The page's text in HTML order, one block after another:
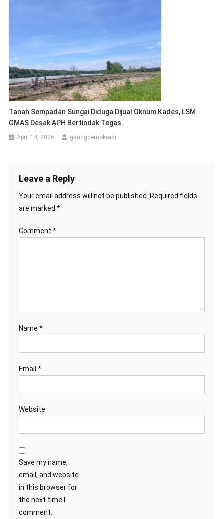
Tanah Sempadan Sungai Diduga Dijual Oknum Kades, LSM
GMAS Desak APH Bertindak Tegas.
April 14, 2026 gaungdemokrasi
Leave a Reply
Your email address will not be published.
Required fields
are marked *
Comment *
Name *
Email *
Website
Save my name,
email, and website
in this browser for
the next time I
comment.